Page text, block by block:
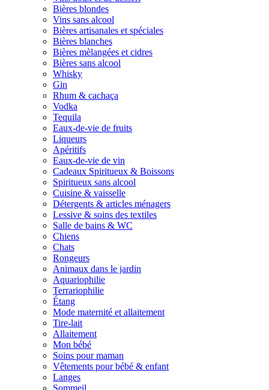
Bières blondes
Vins sans alcool
Bières artisanales et spéciales
Bières blanches
Bières mèlangées et cidres
Bières sans alcool
Whisky
Gin
Rhum & cachaça
Vodka
Tequila
Eaux-de-vie de fruits
Liqueurs
Apéritifs
Eaux-de-vie de vin
Cadeaux Spiritueux & Boissons
Spiritueux sans alcool
Cuisine & vaisselle
Détergents & articles ménagers
Lessive & soins des textiles
Salle de bains & WC
Chiens
Chats
Rongeurs
Animaux dans le jardin
Aquariophilie
Terrariophilie
Étang
Mode maternité et allaitement
Tire-lait
Allaitement
Mon bébé
Soins pour maman
Vêtements pour bébé & enfant
Langes
Sommeil